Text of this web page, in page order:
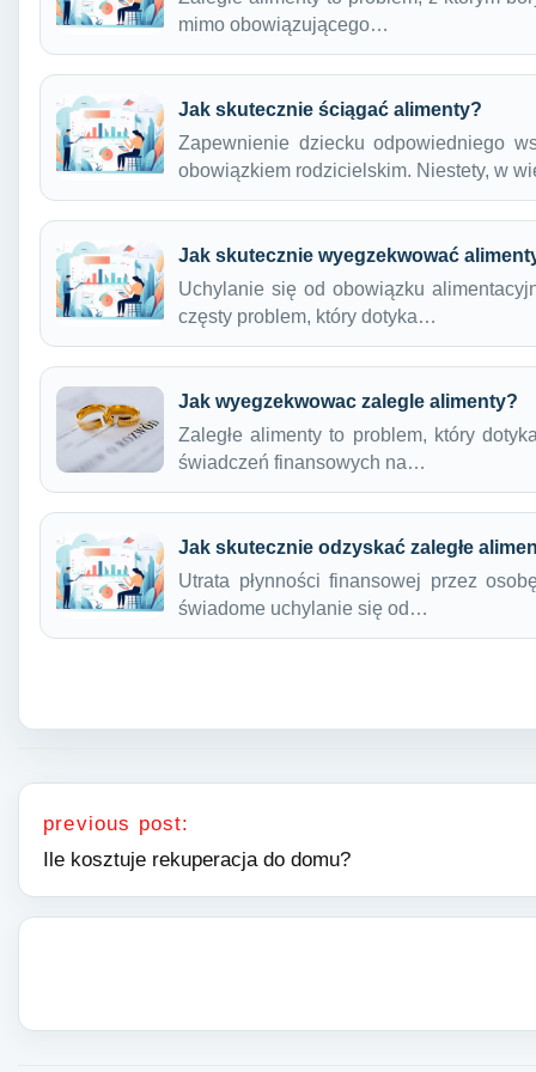
mimo obowiązującego…
Jak skutecznie ściągać alimenty?
Zapewnienie dziecku odpowiedniego
obowiązkiem rodzicielskim. Niestety, w
Jak skutecznie wyegzekwować
Uchylanie się od obowiązku
częsty problem, który dotyka…
Jak wyegzekwowac zalegle alimenty?
Zaległe alimenty to problem, który
świadczeń finansowych na…
Jak skutecznie odzyskać zaległe
Utrata płynności finansowej przez
świadome uchylanie się od…
Nawigacja wpisu
previous post:
Ile kosztuje rekuperacja do domu?